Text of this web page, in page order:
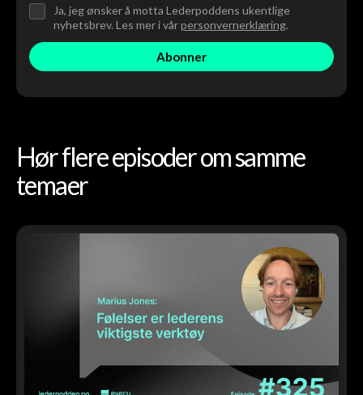
Ja, jeg ønsker å motta Lederpoddens ukentlige
nyhetsbrev. Les mer i vårpersonvernerklæring.
Hør flere episoder om samme
temaer